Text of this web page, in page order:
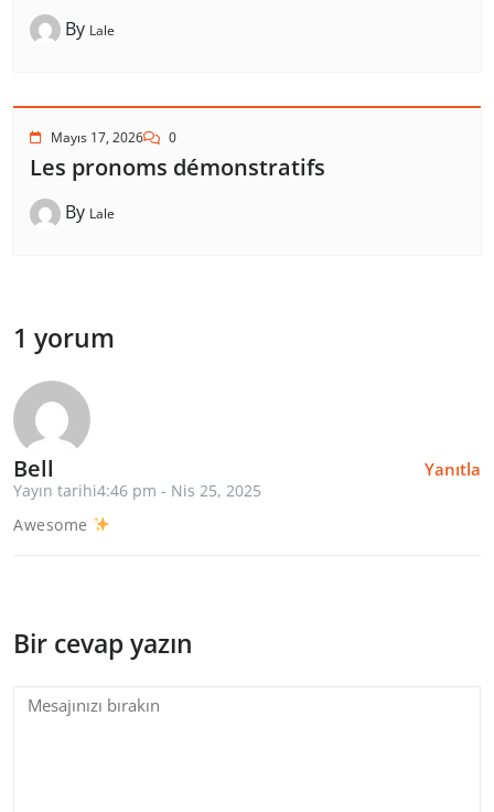
By Lale
Mayıs 17, 2026 0
Les pronoms démonstratifs
By Lale
1 yorum
Yanıtla
Bell
Yayın tarihi4:46 pm - Nis 25, 2025
Awesome
Bir cevap yazın